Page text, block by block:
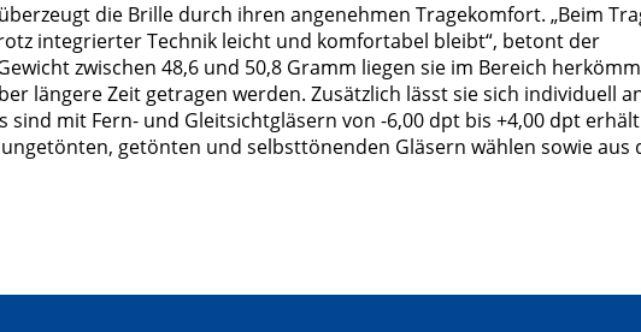
die Brille durch ihren angenehmen Tragekomfort. „Beim
integrierter Technik leicht und komfortabel bleibt“, betont der
zwischen 48,6 und 50,8 Gramm liegen sie im Bereich
längere Zeit getragen werden. Zusätzlich lässt sie sich individuell
sind mit Fern- und Gleitsichtgläsern von -6,00 dpt bis +4,00 dpt
getönten und selbsttönenden Gläsern wählen sowie aus